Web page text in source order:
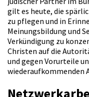
gilt es heute, die
zu pflegen und in
Meinungsbildung und
Verkündigung zu
Christen auf die
und gegen Vorurteile
wiederaufkommenden